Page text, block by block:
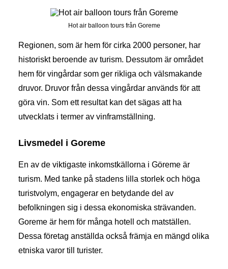
Hot air balloon tours från Goreme
Regionen, som är hem för cirka 2000 personer, har
historiskt beroende av turism. Dessutom är området
hem för vingårdar som ger rikliga och välsmakande
druvor. Druvor från dessa vingårdar används för att
göra vin. Som ett resultat kan det sägas att ha
utvecklats i termer av vinframställning.
Livsmedel i Goreme
En av de viktigaste inkomstkällorna i Göreme är
turism. Med tanke på stadens lilla storlek och höga
turistvolym, engagerar en betydande del av
befolkningen sig i dessa ekonomiska strävanden.
Goreme är hem för många hotell och matställen.
Dessa företag anställda också främja en mängd olika
etniska varor till turister.